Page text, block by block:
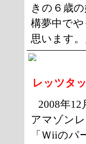
きの６歳
構夢中で
思います。
レッツタ
2008年12
アマゾン
「Ｗiiのパ